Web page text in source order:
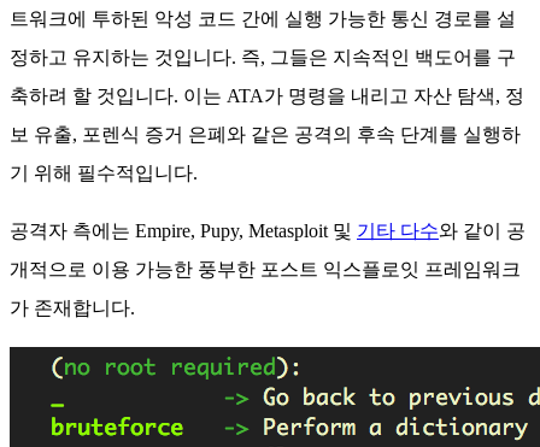
트워크에 투하된 악성 코드 간에 실행 가능한 통신 경로를 설
정하고 유지하는 것입니다. 즉, 그들은 지속적인 백도어를 구
축하려 할 것입니다. 이는 ATA가 명령을 내리고 자산 탐색, 정
보 유출, 포렌식 증거 은폐와 같은 공격의 후속 단계를 실행하
기 위해 필수적입니다.
공격자 측에는 Empire, Pupy, Metasploit 및 기타 다수와 같이 공
개적으로 이용 가능한 풍부한 포스트 익스플로잇 프레임워크
가 존재합니다.